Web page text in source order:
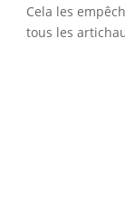
Cela les
tous les